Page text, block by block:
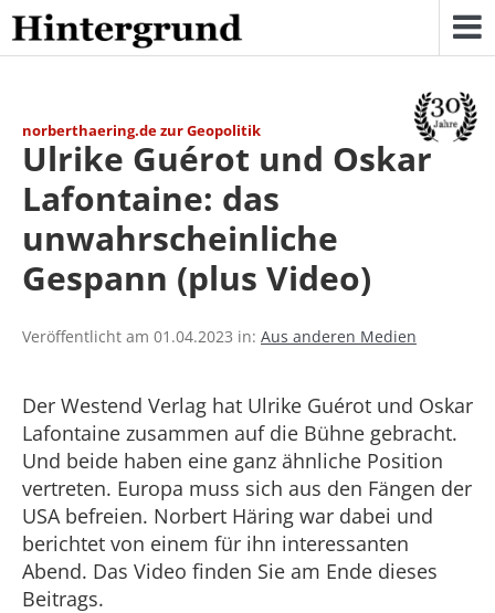
Skip
to
content
norberthaering.de zur Geopolitik
Ulrike Guérot und Oskar
Lafontaine: das
unwahrscheinliche
Gespann (plus Video)
Veröffentlicht am 01.04.2023 in: Aus anderen Medien
Der Westend Verlag hat Ulrike Guérot und Oskar
Lafontaine zusammen auf die Bühne gebracht.
Und beide haben eine ganz ähnliche Position
vertreten. Europa muss sich aus den Fängen der
USA befreien. Norbert Häring war dabei und
berichtet von einem für ihn interessanten
Abend. Das Video finden Sie am Ende dieses
Beitrags.